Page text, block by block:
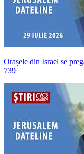
Orașele din Israel se
739